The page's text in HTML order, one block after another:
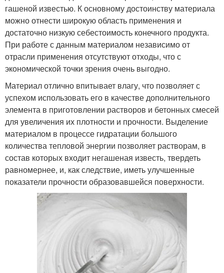
гашеной известью. К основному достоинству материала
можно отнести широкую область применения и
достаточно низкую себестоимость конечного продукта.
При работе с данным материалом независимо от
отрасли применения отсутствуют отходы, что с
экономической точки зрения очень выгодно.
Материал отлично впитывает влагу, что позволяет с
успехом использовать его в качестве дополнительного
элемента в приготовлении растворов и бетонных смесей
для увеличения их плотности и прочности. Выделение
материалом в процессе гидратации большого
количества тепловой энергии позволяет растворам, в
состав которых входит негашеная известь, твердеть
равномернее, и, как следствие, иметь улучшенные
показатели прочности образовавшейся поверхности.